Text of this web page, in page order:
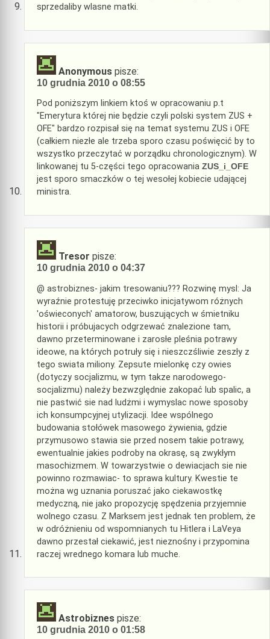
sprzedaliby wlasne matki.
Anonymous pisze:
10 grudnia 2010 o 08:55
Pod poniższym linkiem ktoś w opracowaniu p.t
"Emerytura której nie będzie czyli polski system ZUS +
OFE" bardzo rozpisał się na temat systemu ZUS i OFE
(całkiem niezłe ale trzeba sporo czasu poświęcić by to
wszystko przeczytać w porządku chronologicznym). W
linkowanej tu 5-części tego opracowania ZUS_i_OFE
jest sporo smaczków o tej wesołej kobiecie udającej
ministra.
Tresor pisze:
10 grudnia 2010 o 04:37
@ astrobiznes- jakim tresowaniu??? Rozwinę mysl: Ja
wyraźnie protestuję przeciwko inicjatywom różnych
'oświeconych' amatorow, buszujących w śmietniku
historii i próbujacych odgrzewać znalezione tam,
dawno przeterminowane i zarosłe pleśnia potrawy
ideowe, na których potruły się i nieszczśliwie zeszły z
tego swiata miliony. Zepsute mielonkę czy owies
(dotyczy socjalizmu, w tym takze narodowego-
socjalizmu) należy bezwzględnie zakopać lub spalic, a
nie pastwić sie nad ludżmi i wymyslac nowe sposoby
ich konsumpcyjnej utylizacji. Idee wspólnego
budowania stołówek masowego żywienia, gdzie
przymusowo stawia sie przed nosem takie potrawy,
ewentualnie jakies podroby na okrasę, są zwykłym
masochizmem. W towarzystwie o dewiacjach sie nie
powinno rozmawiac- to sprawa kultury. Kwestie te
można wg uznania poruszać jako ciekawostkę
medyczną, nie jako propozycję spędzenia przyjemnie
wolnego czasu. Z Marksem jest jednak ten problem, że
w odróżnieniu od wspomnianych tu Hitlera i LaVeya
dawno przestał ciekawić, jest nieznośny i przypomina
raczej wrednego komara lub muche.
Astrobiznes pisze:
10 grudnia 2010 o 01:58